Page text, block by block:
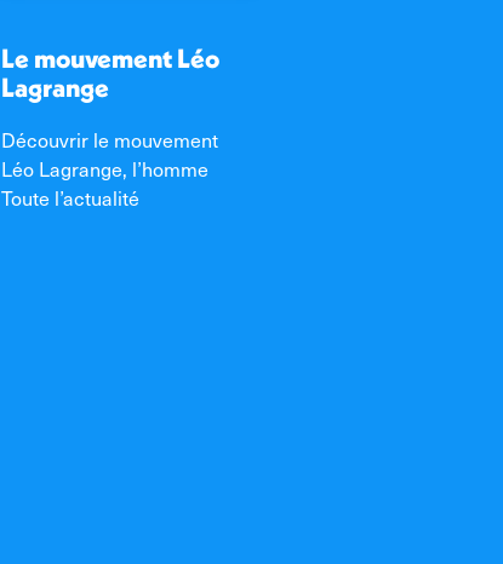
Le mouvement Léo
Lagrange
Découvrir le mouvement
Léo Lagrange, l’homme
Toute l’actualité